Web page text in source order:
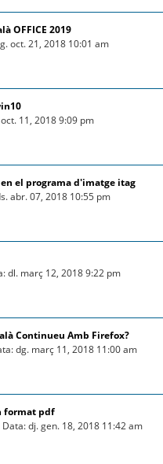
OFFICE 2019
oct. 21, 2018 10:01 am
11, 2018 9:09 pm
el programa d'imatge itag
abr. 07, 2018 10:55 pm
dl. març 12, 2018 9:22 pm
Continueu Amb Firefox?
dg. març 11, 2018 11:00 am
format pdf
Data: dj. gen. 18, 2018 11:42 am